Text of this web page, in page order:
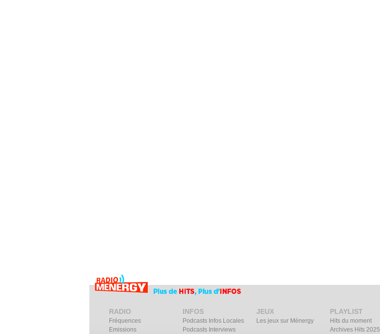
RADIO
Fréquences
Emissions
INFOS
Podcasts Infos Locales
Podcasts Interviews
JEUX
Les jeux sur Ménergy
PLAYLIST
Hits du moment
Archives Hits 2025